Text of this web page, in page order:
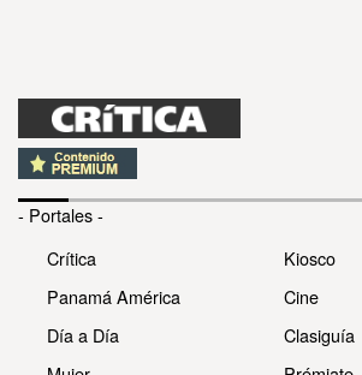
- Portales -
Crítica
Panamá América
Día a Día
Kiosco
Cine
Clasiguía